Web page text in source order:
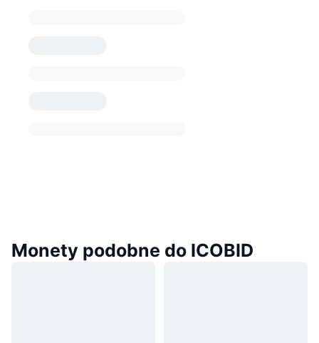
Monety podobne do ICOBID